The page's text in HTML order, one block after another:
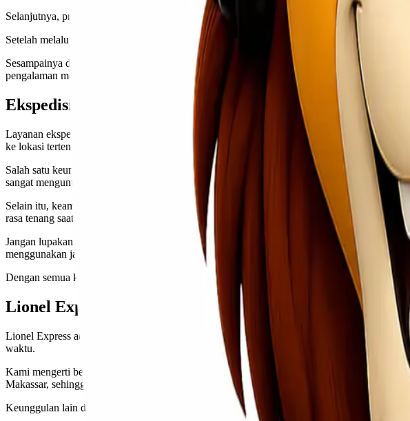
Selanjutnya, proses sorting dilakukan agar paket-paket dapat dikategorikan berdasarkan
Setelah melalui tahap sorting, barang siap diberangkatkan ke kota tujuan. Dalam hal ini
Sesampainya di kota tujuan, tim kami akan melakukan pengecekan ulang sebelum
pengalaman mereka menggunakan jasa
ekspedisi Jakarta Makassarkami.
Ekspedisi Door to Door Rute Jakarta Makassar
Layanan ekspedisi door to door rute Jakarta Makassar menjadi pilihan banyak orang yang
ke lokasi tertentu. Cukup menunggu di tempat Anda dan layanan pengambilan akan datang.
Salah satu keuntungan menggunakan jasa ini adalah waktu pengiriman yang lebih cepat.
sangat menguntungkan bagi bisnis yang tergantung pada kecepatan distribusi.
Selain itu, keamanan barang juga terjamin. Jasa ekspedisi profesional memiliki sistem
rasa tenang saat mengirimkan barang berharga atau penting.
Jangan lupakan biaya layanan yang bersaing dan transparan, sehingga Anda bisa
menggunakan jasa ekspedisi door to door membuat banyak pelanggan kembali lagi untuk
Dengan semua kemudahan tersebut, jelas bahwa memilih layanan ekspedisi ini merupakan
Lionel Express: Jasa Ekspedisi Terpercaya!
Lionel Express adalah pilihan tepat untuk kebutuhan pengiriman Anda. Dengan
waktu.
Kami mengerti betapa pentingnya setiap barang yang Anda kirimkan. Oleh karena itu, tim
Makassar, sehingga memudahkan dalam penjemputan dan pengantaran barang.
Keunggulan lain dari Lionel Express adalah transparansi biaya dan pelacakan real-time.